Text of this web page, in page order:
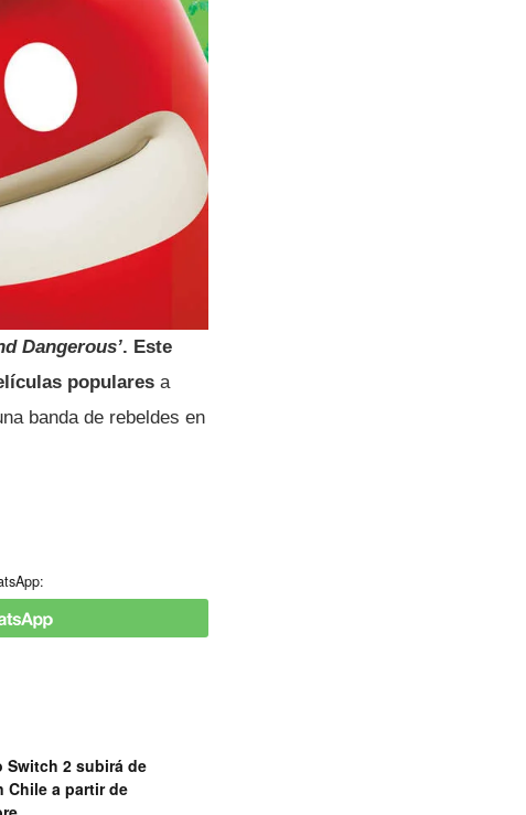
Dangerous’. Este
populares a
banda de rebeldes en
Switch 2 subirá de
Chile a partir de